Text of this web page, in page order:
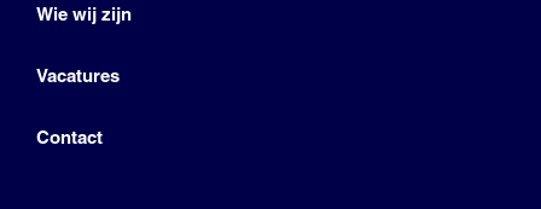
Wie wij zijn
Vacatures
Contact